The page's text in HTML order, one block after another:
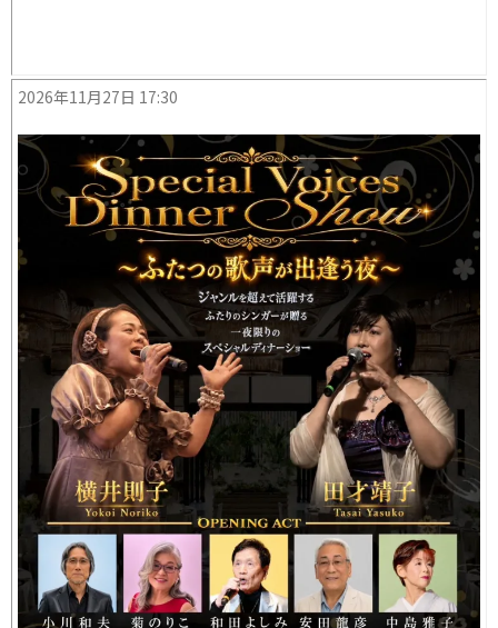
2026年11月27日 17:30